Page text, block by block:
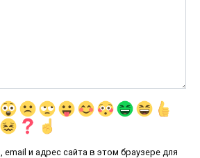
email и адрес сайта в этом браузере для